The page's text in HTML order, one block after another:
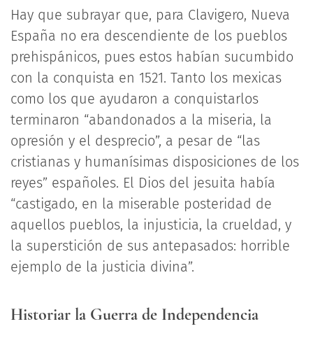
Hay que subrayar que, para Clavigero, Nueva
España no era descendiente de los pueblos
prehispánicos, pues estos habían sucumbido
con la conquista en 1521. Tanto los mexicas
como los que ayudaron a conquistarlos
terminaron “abandonados a la miseria, la
opresión y el desprecio”, a pesar de “las
cristianas y humanísimas disposiciones de los
reyes” españoles. El Dios del jesuita había
“castigado, en la miserable posteridad de
aquellos pueblos, la injusticia, la crueldad, y
la superstición de sus antepasados: horrible
ejemplo de la justicia divina”.
Historiar la Guerra de Independencia